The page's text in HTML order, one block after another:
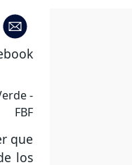
-
FBF
que
los